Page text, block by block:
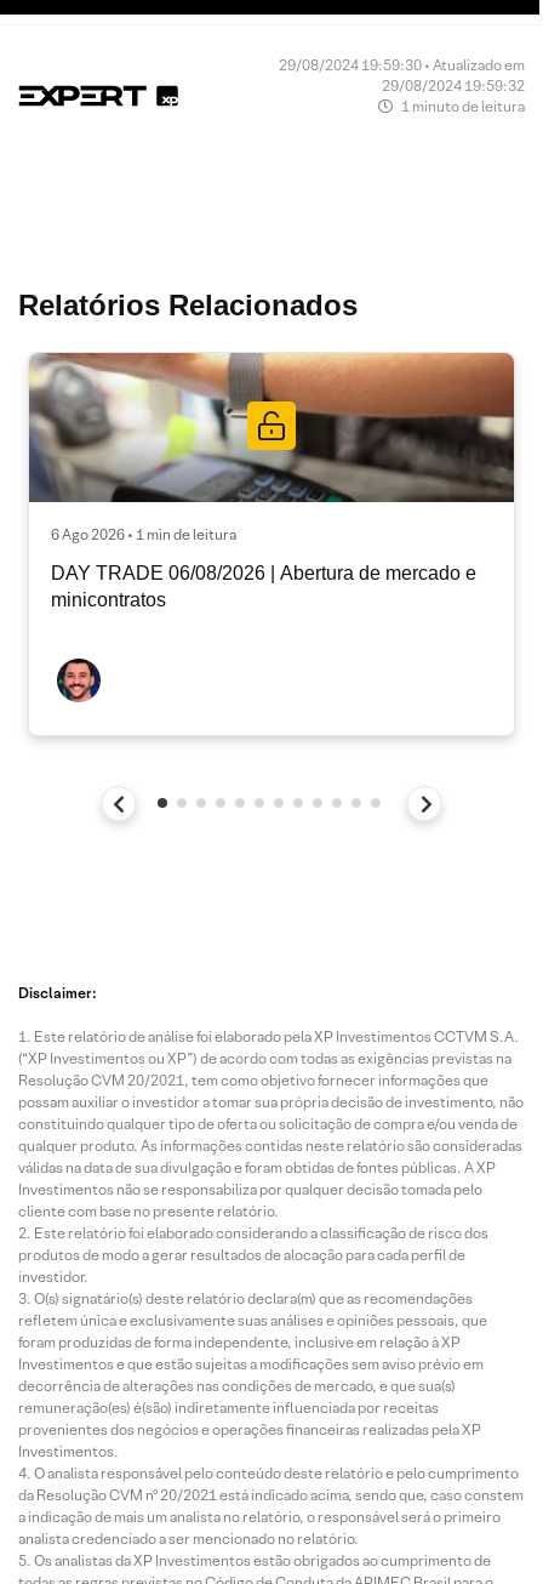
29/08/2024 19:59:30 • Atualizado em
29/08/2024 19:59:32
1 minuto de leitura
Relatórios Relacionados
6 Ago 2026 • 1 min de leitura
DAY TRADE 06/08/2026 | Abertura de mercado e
minicontratos
Disclaimer:
Este relatório de análise foi elaborado pela XP Investimentos CCTVM S.A.
(“XP Investimentos ou XP”) de acordo com todas as exigências previstas na
Resolução CVM 20/2021, tem como objetivo fornecer informações que
possam auxiliar o investidor a tomar sua própria decisão de investimento, não
constituindo qualquer tipo de oferta ou solicitação de compra e/ou venda de
qualquer produto. As informações contidas neste relatório são consideradas
válidas na data de sua divulgação e foram obtidas de fontes públicas. A XP
Investimentos não se responsabiliza por qualquer decisão tomada pelo
cliente com base no presente relatório.
Este relatório foi elaborado considerando a classificação de risco dos
produtos de modo a gerar resultados de alocação para cada perfil de
investidor.
O(s) signatário(s) deste relatório declara(m) que as recomendações
refletem única e exclusivamente suas análises e opiniões pessoais, que
foram produzidas de forma independente, inclusive em relação à XP
Investimentos e que estão sujeitas a modificações sem aviso prévio em
decorrência de alterações nas condições de mercado, e que sua(s)
remuneração(es) é(são) indiretamente influenciada por receitas
provenientes dos negócios e operações financeiras realizadas pela XP
Investimentos.
O analista responsável pelo conteúdo deste relatório e pelo cumprimento
da Resolução CVM nº 20/2021 está indicado acima, sendo que, caso constem
a indicação de mais um analista no relatório, o responsável será o primeiro
analista credenciado a ser mencionado no relatório.
Os analistas da XP Investimentos estão obrigados ao cumprimento de